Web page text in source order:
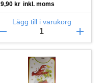
kr inkl. moms
Lägg till i varukorg
remove add